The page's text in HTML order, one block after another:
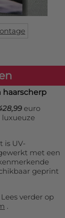
haarscherp
euro
is UV-
met een
geprint
verder op
.